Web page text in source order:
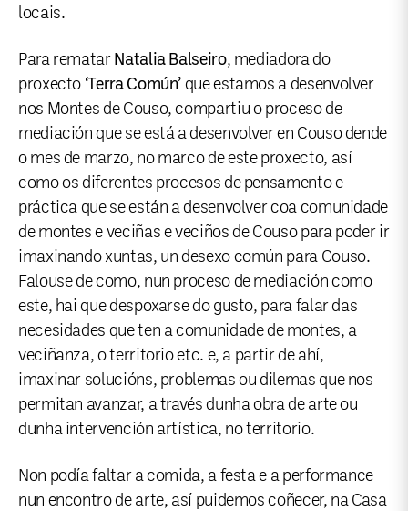
locais.
Para rematar Natalia Balseiro, mediadora do
proxecto ‘Terra Común’ que estamos a desenvolver
nos Montes de Couso, compartiu o proceso de
mediación que se está a desenvolver en Couso dende
o mes de marzo, no marco de este proxecto, así
como os diferentes procesos de pensamento e
práctica que se están a desenvolver coa comunidade
de montes e veciñas e veciños de Couso para poder ir
imaxinando xuntas, un desexo común para Couso.
Falouse de como, nun proceso de mediación como
este, hai que despoxarse do gusto, para falar das
necesidades que ten a comunidade de montes, a
veciñanza, o territorio etc. e, a partir de ahí,
imaxinar solucións, problemas ou dilemas que nos
permitan avanzar, a través dunha obra de arte ou
dunha intervención artística, no territorio.
Non podía faltar a comida, a festa e a performance
nun encontro de arte, así puidemos coñecer, na Casa